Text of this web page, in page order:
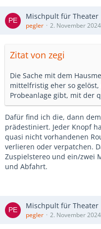
Mischpult für Theater
pegler 2. November 2024
Zitat von zegi
Die Sache mit dem
mittelfristig eher so gelöst,
Probeanlage gibt, mit der
Dafür find ich die, dann
prädestiniert. Jeder Knopf
quasi nicht vorhandenen
verlieren oder verpatchen.
Zuspielstereo und ein/zwei
und Abfahrt.
Mischpult für Theater
pegler 2. November 2024